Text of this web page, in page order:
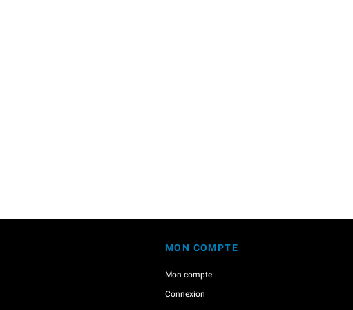
MON COMPTE
Mon compte
Connexion